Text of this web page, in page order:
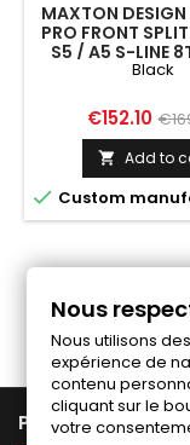
MAXTON DESIGN
PRO FRONT
S5 / A5 S-LINE
Black
Price
€152.10
 Add to
 Custom
PRODUCTS
Nous
Nous utilisons
expérience de
contenu
cliquant sur le
votre